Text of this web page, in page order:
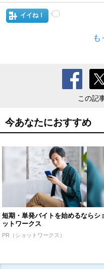
イイね！
も
この記
今あなたにおすすめ
短期・単発バイトを始めるならシ
ットワークス
PR（ショットワークス）